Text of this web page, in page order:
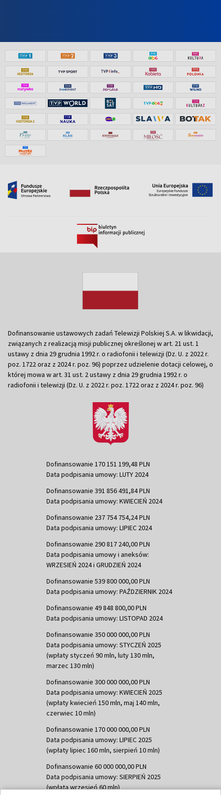
Dofinansowanie ustawowych zadań Telewizji Polskiej S.A. w likwidacji,
związanych z realizacją misji publicznej określonej w art. 21 ust. 1
ustawy z dnia 29 grudnia 1992 r. o radiofonii i telewizji (Dz. U. z 2022 r.
poz. 1722 oraz z 2024 r. poz. 96) poprzez udzielenie dotacji celowej, o
której mowa w art. 31 ust. 2 ustawy z dnia 29 grudnia 1992 r. o
radiofonii i telewizji (Dz. U. z 2022 r. poz. 1722 oraz z 2024 r. poz. 96)
Dofinansowanie 170 151 199,48 PLN
Data podpisania umowy: LUTY 2024
Dofinansowanie 391 856 491,84 PLN
Data podpisania umowy: KWIECIEŃ 2024
Dofinansowanie 237 754 754,24 PLN
Data podpisania umowy: LIPIEC 2024
Dofinansowanie 290 817 240,00 PLN
Data podpisania umowy i aneksów:
WRZESIEŃ 2024 i GRUDZIEŃ 2024
Dofinansowanie 539 800 000,00 PLN
Data podpisania umowy: PAŹDZIERNIK 2024
Dofinansowanie 49 848 800,00 PLN
Data podpisania umowy: LISTOPAD 2024
Dofinansowanie 350 000 000,00 PLN
Data podpisania umowy: STYCZEŃ 2025
(wpłaty styczeń 90 mln, luty 130 mln,
marzec 130 mln)
Dofinansowanie 300 000 000,00 PLN
Data podpisania umowy: KWIECIEŃ 2025
(wpłaty kwiecień 150 mln, maj 140 mln,
czerwiec 10 mln)
Dofinansowanie 170 000 000,00 PLN
Data podpisania umowy: LIPIEC 2025
(wpłaty lipiec 160 mln, sierpień 10 mln)
Dofinansowanie 60 000 000,00 PLN
Data podpisania umowy: SIERPIEŃ 2025
(wpłata wrzesień 60 mln)